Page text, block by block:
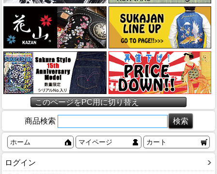
このページをPC用に切り替え
商品検索
ホーム マイページ カート
ログイン